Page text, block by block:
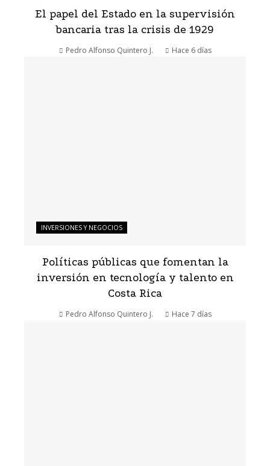
El papel del Estado en la supervisión
bancaria tras la crisis de 1929
Pedro Alfonso Quintero J. Hace 6 días
INVERSIONES Y NEGOCIOS
Políticas públicas que fomentan la
inversión en tecnología y talento en
Costa Rica
Pedro Alfonso Quintero J. Hace 7 días